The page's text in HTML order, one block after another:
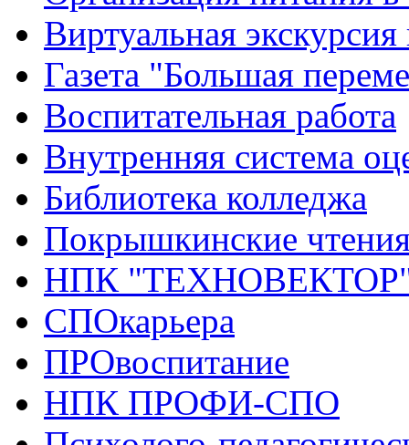
Виртуальная
Газета "Большая
Воспитательная работа
Внутренняя система
Библиотека колледжа
Покрышкинские
НПК
СПОкарьера
ПРОвоспитание
НПК ПРОФИ-СПО